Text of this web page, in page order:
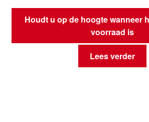
Houdt u op de hoogte wanneer
voorraad is
Lees verder